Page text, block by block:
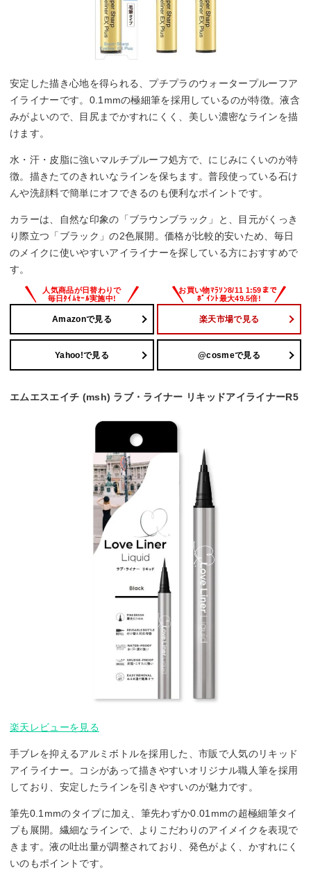
安定した描き心地を得られる、プチプラのウォータープルーフア
イライナーです。0.1mmの極細筆を採用しているのが特徴。液含
みがよいので、目尻までかすれにくく、美しい濃密なラインを描
けます。
水・汗・皮脂に強いマルチプルーフ処方で、にじみにくいのが特
徴。描きたてのきれいなラインを保ちます。普段使っている石け
んや洗顔料で簡単にオフできるのも便利なポイントです。
カラーは、自然な印象の「ブラウンブラック」と、目元がくっき
り際立つ「ブラック」の2色展開。価格が比較的安いため、毎日
のメイクに使いやすいアイライナーを探している方におすすめで
す。
Amazonで見る 楽天市場で見る
Yahoo!で見る @cosmeで見る
エムエスエイチ (msh) ラブ・ライナー リキッドアイライナーR5
楽天レビューを見る
手ブレを抑えるアルミボトルを採用した、市販で人気のリキッド
アイライナー。コシがあって描きやすいオリジナル職人筆を採用
しており、安定したラインを引きやすいのが魅力です。
筆先0.1mmのタイプに加え、筆先わずか0.01mmの超極細筆タイ
プも展開。繊細なラインで、よりこだわりのアイメイクを表現で
きます。液の吐出量が調整されており、発色がよく、かすれにく
いのもポイントです。